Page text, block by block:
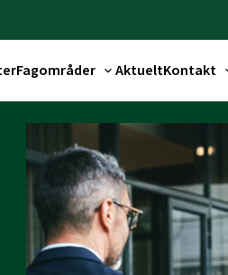
Fagområder AktueltKontakt